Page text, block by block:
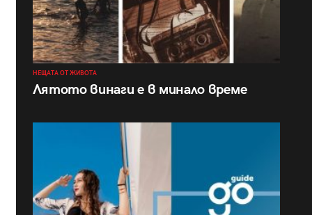
НЕЩАТА ОТ ЖИВОТА
Лятото винаги е в минало време